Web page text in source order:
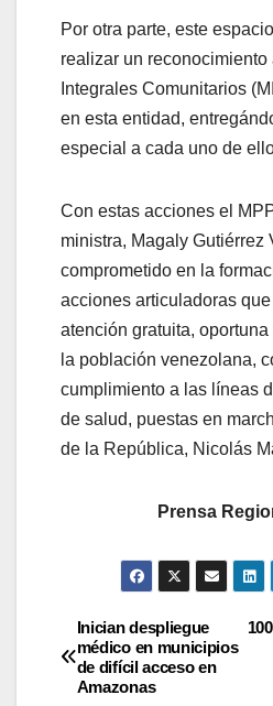
Por otra parte, este
realizar un
Integrales Comunitarios
en esta entidad,
especial a cada uno de
Con estas acciones el
ministra, Magaly Gutiérrez
comprometido en la
acciones articuladoras
atención gratuita,
la población venezolana,
cumplimiento a las líneas
de salud, puestas en
de la República, Nicolás
Prensa
Inician despliegue
médico en municipios
de difícil acceso en
Amazonas